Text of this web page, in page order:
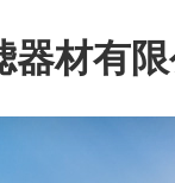
器材有